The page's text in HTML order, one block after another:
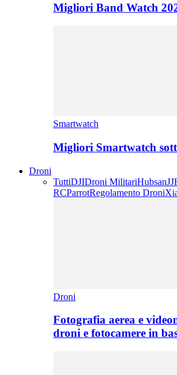
Migliori Band Watch
Smartwatch
Migliori Smartwatch
Droni
TuttiDJIDroni MilitariHubsan
RCParrotRegolamento Droni
Droni
Fotografia aerea e
droni e fotocamere in